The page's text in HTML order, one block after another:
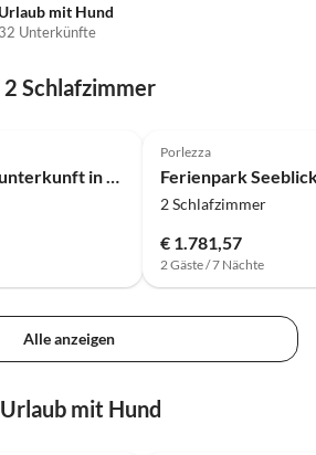
Urlaub mit Hund
32 Unterkünfte
Schlafzimmer
Ferienpark Ferienunterkunft in Porlezza mit Seeblick
Porlezza
2 Schlafzimmer
€ 1.781,57
2 Gäste / 7 Nächte
Alle anzeigen
mit Hund